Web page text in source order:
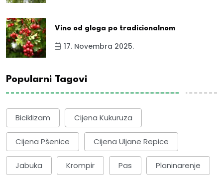
Vino od gloga po tradicionalnom
17. Novembra 2025.
Popularni Tagovi
Biciklizam Cijena Kukuruza
Cijena Pšenice Cijena Uljane Repice
Jabuka Krompir Pas Planinarenje